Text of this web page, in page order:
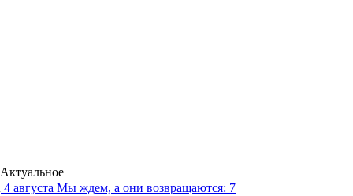
Актуальное
4 августа Мы ждем, а они возвращаются: 7